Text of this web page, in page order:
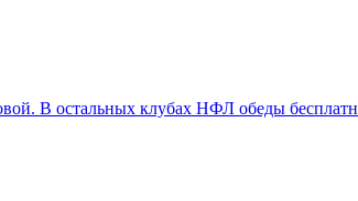
В остальных клубах НФЛ обеды